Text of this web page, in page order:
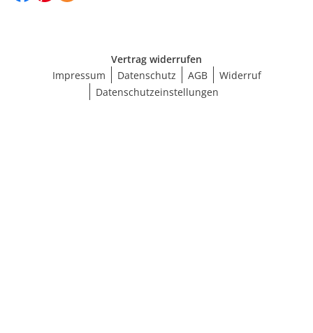
Vertrag widerrufen
Impressum
Datenschutz AGB
Widerruf
Datenschutzeinstellungen